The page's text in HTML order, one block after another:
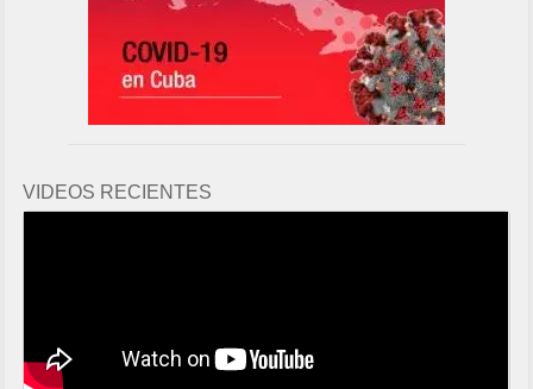
VIDEOS RECIENTES